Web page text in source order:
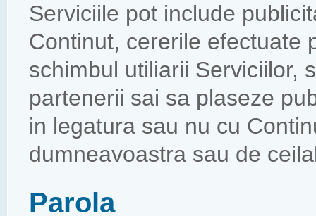
Serviciile pot include
Continut, cererile efectuate
schimbul utiliarii Serviciilor,
partenerii sai sa plaseze
in legatura sau nu cu
dumneavoastra sau de
Parola